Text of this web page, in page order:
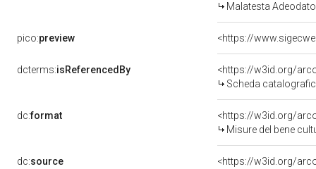
Malatesta
pico:preview <https://
dcterms:isReferencedBy
<https://w3id.org/
Scheda
dc:format
<https://w3id.org/
Misure del bene
dc:source
<https://w3id.org/